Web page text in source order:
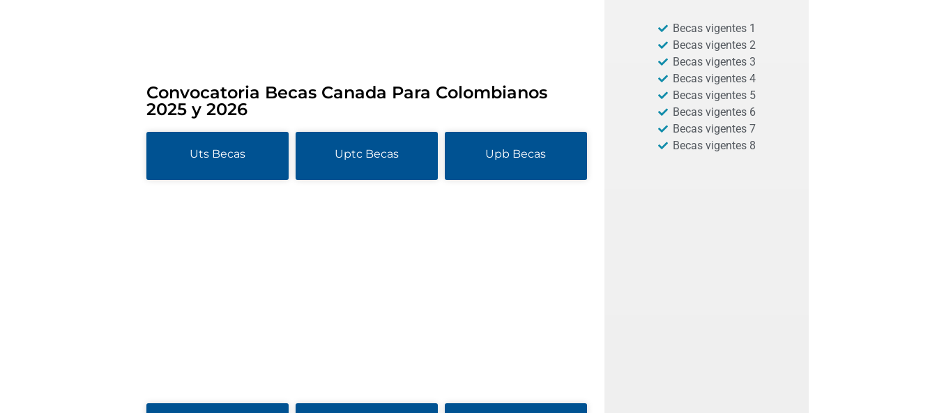
Convocatoria Becas Canada Para Colombianos
2025 y 2026
Uts Becas Uptc Becas Upb Becas
Becas vigentes 1
Becas vigentes 2
Becas vigentes 3
Becas vigentes 4
Becas vigentes 5
Becas vigentes 6
Becas vigentes 7
Becas vigentes 8